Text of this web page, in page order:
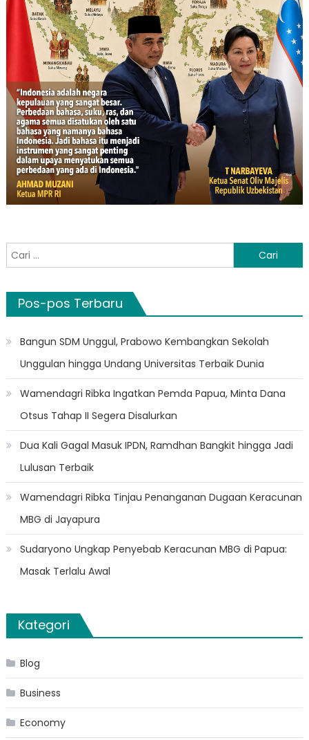
Cari
untuk:
Pos-pos Terbaru
Bangun SDM Unggul, Prabowo Kembangkan Sekolah
Unggulan hingga Undang Universitas Terbaik Dunia
Wamendagri Ribka Ingatkan Pemda Papua, Minta Dana
Otsus Tahap II Segera Disalurkan
Dua Kali Gagal Masuk IPDN, Ramdhan Bangkit hingga Jadi
Lulusan Terbaik
Wamendagri Ribka Tinjau Penanganan Dugaan Keracunan
MBG di Jayapura
Sudaryono Ungkap Penyebab Keracunan MBG di Papua:
Masak Terlalu Awal
Kategori
Blog
Business
Economy